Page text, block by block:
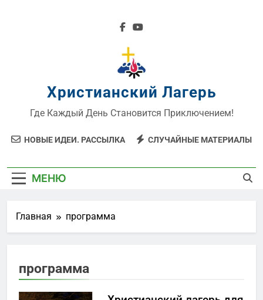
Христианский Лагерь
Где Каждый День Становится Приключением!
НОВЫЕ ИДЕИ. РАССЫЛКА СЛУЧАЙНЫЕ МАТЕРИАЛЫ
МЕНЮ
Главная программа
программа